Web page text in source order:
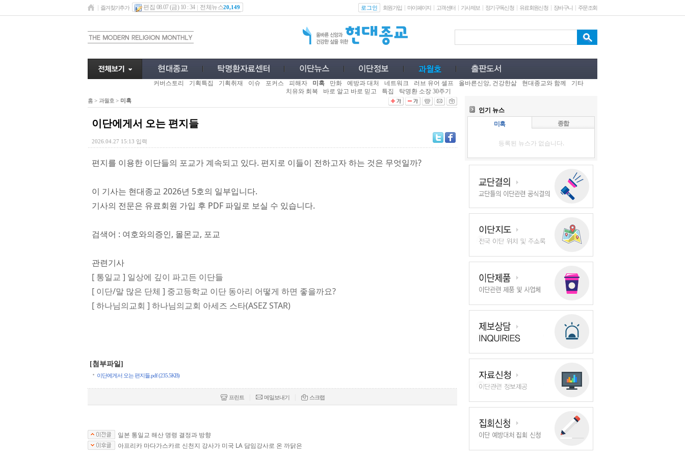
즐겨찾기추가 편집 08.07 (금) 10 : 34 전체뉴스20,149 로그인 회원가입 마이페이지 고객센터 기사제보 정기구독신청 유료회원신청 장바구니 주문조회
커버스토리 기획특집 기획취재 이슈 포커스 피해자 미혹 만화 예방과 대처 네트워크 러브 유어 셀프 올바른신앙, 건강한삶 현대종교와 함께
기타
치유와 회복
바로 알고 바로 믿고 특집 탁명환 소장 30주기
홈 > 과월호 > 미혹
이단에게서 오는 편지들
2026.04.27 15:13 입력
편지를 이용한 이단들의 포교가 계속되고 있다. 편지로 이들이 전하고자 하는 것은 무엇일까?
이 기사는 현대종교 2026년 5호의 일부입니다.
기사의 전문은 유료회원 가입 후 PDF 파일로 보실 수 있습니다.
검색어 : 여호와의증인, 몰몬교, 포교
관련기사
[ 통일교 ] 일상에 깊이 파고든 이단들
[ 이단/말 많은 단체 ] 중고등학교 이단 동아리 어떻게 하면 좋을까요?
[ 하나님의교회 ] 하나님의교회 아세즈 스타(ASEZ STAR)
[첨부파일]
이단에게서 오는 편지들.pdf (235.5KB)
프린트 메일보내기 스크랩
일본 통일교 해산 명령 결정과 방향
아프리카 마다가스카르 신천지 강사가 미국 LA 담임강사로 온 까닭은
인기 뉴스
미혹
종합
등록된 뉴스가 없습니다.